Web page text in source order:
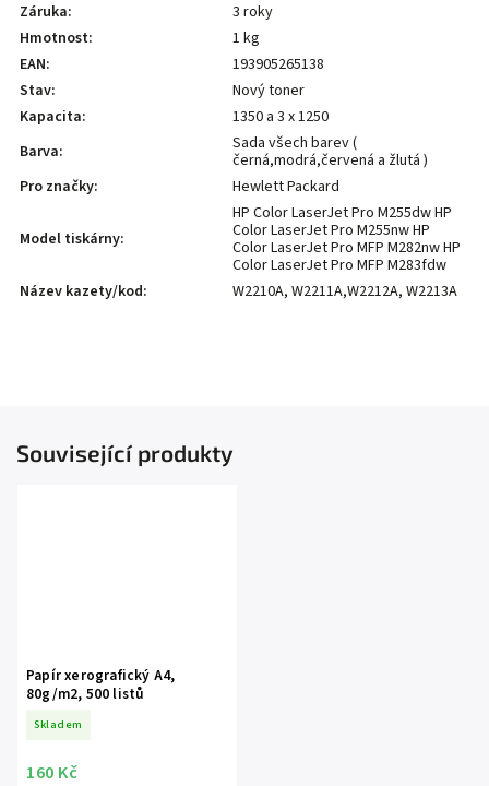
Záruka:
3 roky
Hmotnost:
1 kg
EAN:
193905265138
Stav:
Nový toner
Kapacita:
1350 a 3 x 1250
Barva:
Sada všech barev (
černá,modrá,červená a žlutá )
Pro značky: Hewlett Packard
Model tiskárny:
HP Color LaserJet Pro M255dw HP
Color LaserJet Pro M255nw HP
Color LaserJet Pro MFP M282nw HP
Color LaserJet Pro MFP M283fdw
Název kazety/kod: W2210A, W2211A,W2212A, W2213A
Související produkty
Papír xerografický A4,
80g/m2, 500 listů
Skladem
160 Kč